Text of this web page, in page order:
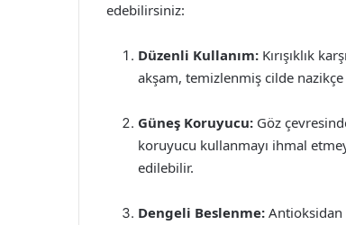
edebilirsiniz:
Düzenli Kullanım: Kırışıklık
akşam, temizlenmiş cilde
Güneş Koruyucu: Göz
koruyucu kullanmayı ihmal
edilebilir.
Dengeli Beslenme: Antioksidan